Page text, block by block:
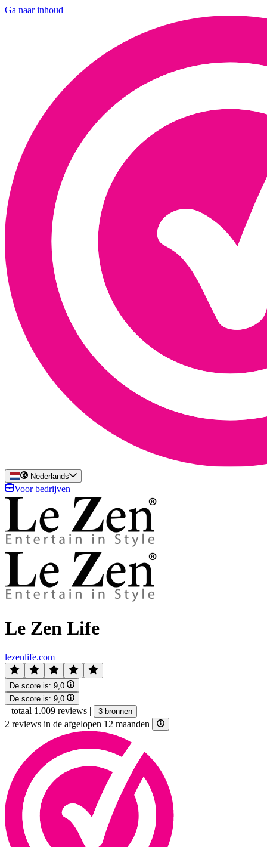
Ga naar inhoud
Nederlands
Voor bedrijven
Le Zen Life
lezenlife.com
De score is: 9,0
De score is: 9,0
| totaal 1.009 reviews | 3 bronnen
2 reviews in de afgelopen 12 maanden